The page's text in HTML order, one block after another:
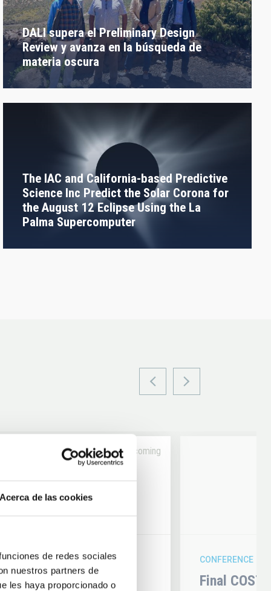
Acerca de las cookies
de redes sociales
nuestros partners de
les haya proporcionado o
DALI supera el Preliminary Design
Review y avanza en la búsqueda de
materia oscura
The IAC and California-based Predictive
Science Inc Predict the Solar Corona for
the August 12 Eclipse Using the La
Palma Supercomputer
14
Upcoming
2026
CONFERENCE
Final